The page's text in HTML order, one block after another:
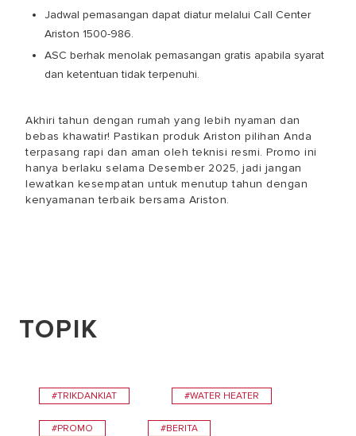
Jadwal pemasangan dapat diatur melalui Call Center
Ariston 1500-986.
ASC berhak menolak pemasangan gratis apabila syarat
dan ketentuan tidak terpenuhi.
Akhiri tahun dengan rumah yang lebih nyaman dan
bebas khawatir! Pastikan produk Ariston pilihan Anda
terpasang rapi dan aman oleh teknisi resmi. Promo ini
hanya berlaku selama Desember 2025, jadi jangan
lewatkan kesempatan untuk menutup tahun dengan
kenyamanan terbaik bersama Ariston.
TOPIK
#TRIKDANKIAT #WATER HEATER
#PROMO #BERITA